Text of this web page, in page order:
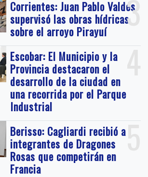
3
Corrientes: Juan Pablo Valdés
supervisó las obras hídricas
sobre el arroyo Pirayuí
4
Escobar: El Municipio y la
Provincia destacaron el
desarrollo de la ciudad en
una recorrida por el Parque
Industrial
5
Berisso: Cagliardi recibió a
integrantes de Dragones
Rosas que competirán en
Francia